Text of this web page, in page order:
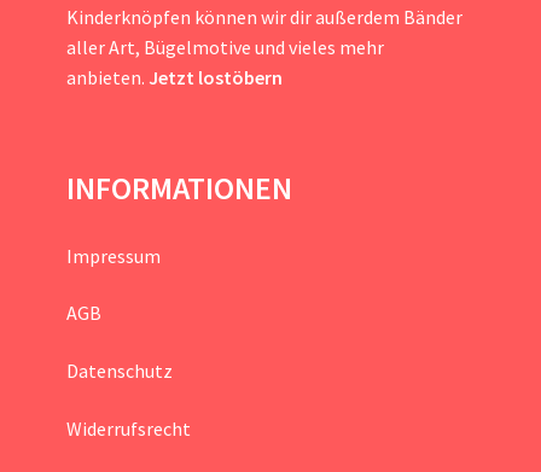
Kinderknöpfen können wir dir außerdem Bänder
aller Art, Bügelmotive und vieles mehr
anbieten. Jetzt lostöbern
INFORMATIONEN
Impressum
AGB
Datenschutz
Widerrufsrecht